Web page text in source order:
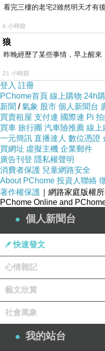
攝影：Ms.蘇菲
日常美好
三越的泰迪熊，很有
在英國是泰迪熊的發
每到一個國家，就會
熊還是有區分手工漂亮
這次，只有拍照而已。
美好，也不一定要擁
上一篇：
下一篇：
看完三樓的老宅2雖然明天才有
6 小時前
狼
昨晚經歷了某些事情，早上醒來
21 小時前
登入 註冊
PChome首頁 線上購物 24h
新聞 /氣象 股市 個人新聞台
買賣租屋 支付連 國際連 Pi
買車 旅行團 汽車險推薦 線上
一元簡訊 直播達人 數位憑證
買網址 虛擬主機 企業郵件
廣告刊登 隱私權聲明
消費者保護 兒童網路安全
About PChome 投資人聯絡
著作權保護 ｜網路家庭版權
PChome Online and
個人新聞台
快速發文
心情雜記
藝文欣賞
社會萬象
我的站台